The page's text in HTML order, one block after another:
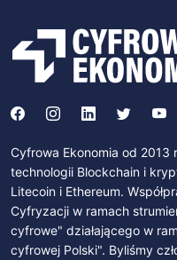
Cyfrowa Ekonomia od 2013
technologii Blockchain i
Litecoin i Ethereum.
Cyfryzacji w ramach
cyfrowe" działającego w
cyfrowej Polski". Byliśmy